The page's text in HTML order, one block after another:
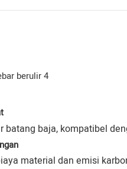
batang baja, kompatibel
material dan emisi